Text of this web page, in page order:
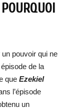
pouvoir qui ne
de la
que Ezekiel
l’épisode
un